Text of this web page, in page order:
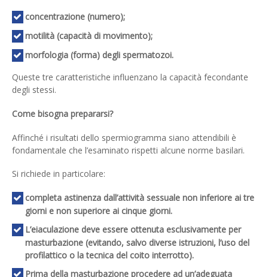
concentrazione (numero);
motilità (capacità di movimento);
morfologia (forma) degli spermatozoi.
Queste tre caratteristiche influenzano la capacità fecondante
degli stessi.
Come bisogna prepararsi?
Affinché i risultati dello spermiogramma siano attendibili è
fondamentale che l’esaminato rispetti alcune norme basilari.
Si richiede in particolare:
completa astinenza dall’attività sessuale non inferiore ai tre
giorni e non superiore ai cinque giorni.
L’eiaculazione deve essere ottenuta esclusivamente per
masturbazione (evitando, salvo diverse istruzioni, l’uso del
profilattico o la tecnica del coito interrotto).
Prima della masturbazione procedere ad un’adeguata